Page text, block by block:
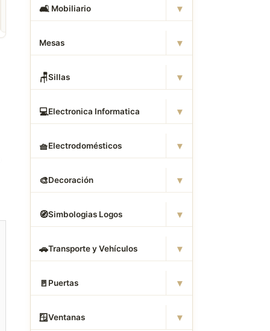
Descargar Abrigos
AutoCAD DWG Gratis –
AutoCAD DWG Gratis –
🛋 ️ Mobiliario ▾
Mesas ▾
🪑Sillas ▾
💻Electronica Informatica ▾
🧺Electrodomésticos ▾
🎨Decoración ▾
🧭Simbologias Logos ▾
🚗Transporte y Vehículos ▾
🚪 Puertas ▾
🪟Ventanas ▾